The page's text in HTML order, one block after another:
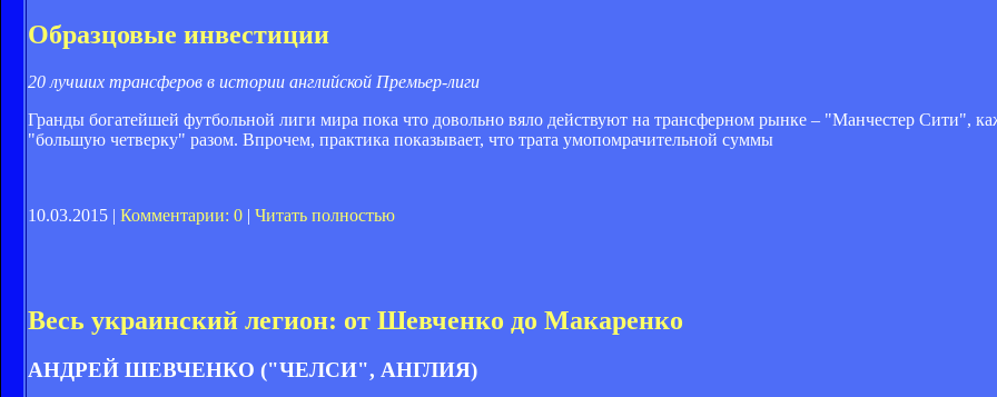
Образцовые инвестиции
20 лучших трансферов в истории английской Премьер-лиги
Гранды богатейшей футбольной лиги мира пока что довольно вяло действуют на трансферном рынке – "Манчестер Сити",
"большую четверку" разом. Впрочем, практика показывает, что трата умопомрачительной суммы
10.03.2015 | Комментарии: 0 | Читать полностью
Весь украинский легион: от Шевченко до Макаренко
АНДРЕЙ ШЕВЧЕНКО ("ЧЕЛСИ", АНГЛИЯ)